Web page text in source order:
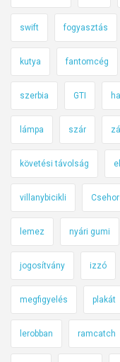
swift fogyasztás
kutya fantomcég
szerbia GTI
lámpa szár
követési távolság
villanybicikli
lemez nyári gumi
jogosítvány izzó
megfigyelés plakát
lerobban ramcatch